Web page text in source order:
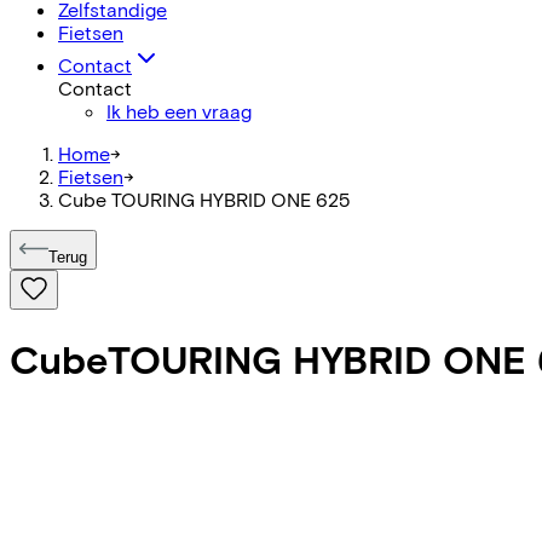
Zelfstandige
Fietsen
Contact
Contact
Ik heb een vraag
Home->
Fietsen->
Cube TOURING HYBRID ONE 625
Terug
CubeTOURING HYBRID